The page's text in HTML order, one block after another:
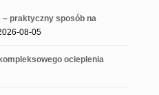
– praktyczny sposób na
08-05
ocieplenia